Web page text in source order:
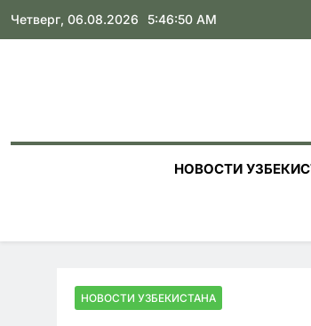
Skip
Четверг, 06.08.2026 5:46:51 AM
НОВОСТИ
НОВОСТИ УЗБЕКИСТАНА